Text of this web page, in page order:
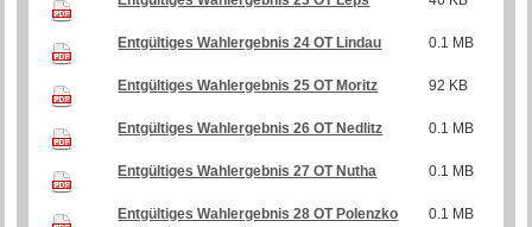
Entgültiges Wahlergebnis 24 OT Lindau 0.1 MB
Entgültiges Wahlergebnis 25 OT Moritz 92 KB
Entgültiges Wahlergebnis 26 OT Nedlitz 0.1 MB
Entgültiges Wahlergebnis 27 OT Nutha 0.1 MB
Entgültiges Wahlergebnis 28 OT Polenzko 0.1 MB